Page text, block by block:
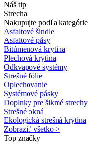
Náš tip
Strecha
Nakupujte podľa kategórie
Asfaltové šindle
Asfaltové pásy
Bitúmenová krytina
Plechová krytina
Odkvapové systémy
Strešné fólie
Oplechovanie
Systémové pásky
Doplnky pre šikmé strechy
Strešné okná
Ekologická strešná krytina
Zobraziť všetko >
Top značky